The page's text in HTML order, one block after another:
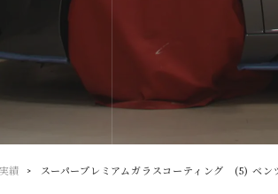
績 スーパープレミアムガラスコーティング (5) ベ